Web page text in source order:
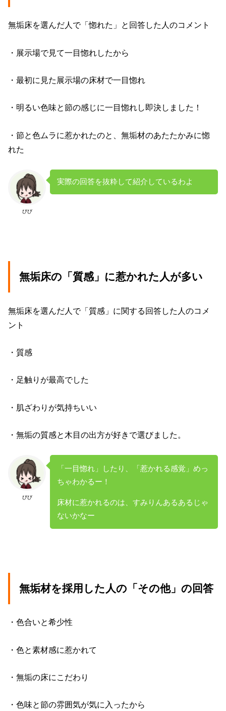
無垢床を選んだ人で「惚れた」と回答した人のコメント
・展示場で見て一目惚れしたから
・最初に見た展示場の床材で一目惚れ
・明るい色味と節の感じに一目惚れし即決しました！
・節と色ムラに惹かれたのと、無垢材のあたたかみに惚
れた
びび
実際の回答を抜粋して紹介しているわよ
無垢床の「質感」に惹かれた人が多い
無垢床を選んだ人で「質感」に関する回答した人のコメ
ント
・質感
・足触りが最高でした
・肌ざわりが気持ちいい
・無垢の質感と木目の出方が好きで選びました。
びび
「一目惚れ」したり、「惹かれる感覚」めっ
ちゃわかるー！
床材に惹かれるのは、すみりんあるあるじゃ
ないかなー
無垢材を採用した人の「その他」の回答
・色合いと希少性
・色と素材感に惹かれて
・無垢の床にこだわり
・色味と節の雰囲気が気に入ったから